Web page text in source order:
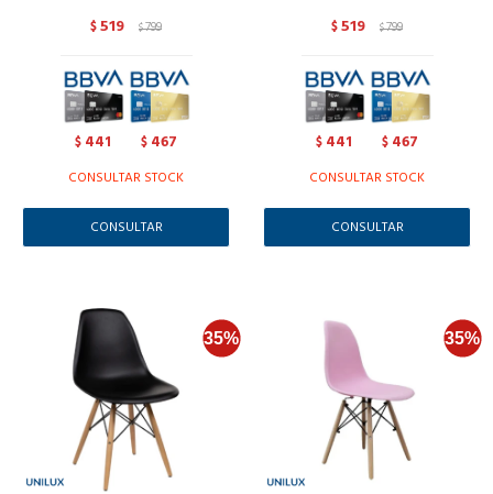
$519 $799
$ 441 $ 467
CONSULTAR STOCK
CONSULTAR
$519 $799
$ 441 $ 467
CONSULTAR STOCK
CONSULTAR